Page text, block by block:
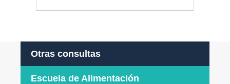
Otras consultas
Escuela de Alimentación